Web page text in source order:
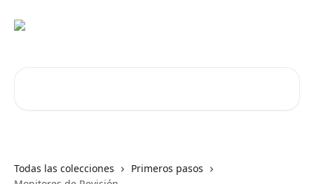
Todas las colecciones
Primeros pasos